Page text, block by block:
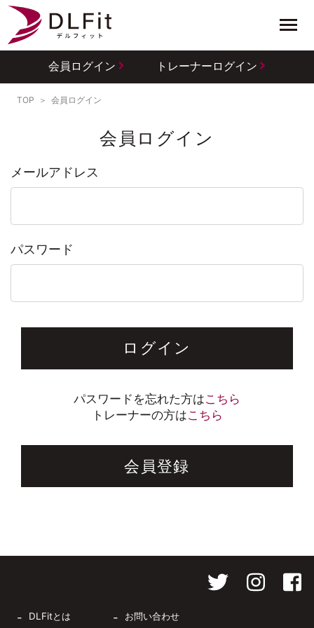
会員ログイン トレーナーログイン
TOP 会員ログイン
会員ログイン
メールアドレス
パスワード
ログイン
パスワードを忘れた方はこちら
トレーナーの方はこちら
会員登録
DLFitとは お問い合わせ